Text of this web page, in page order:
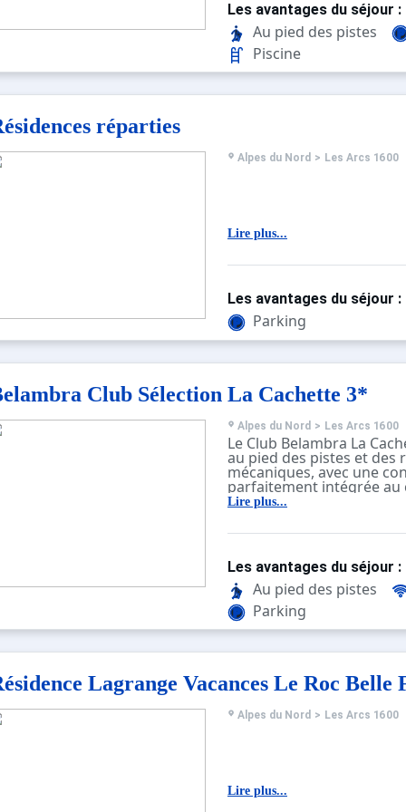
résidence. Les
mètres.
La résidence se compose
appartements avec
agréables et
Les avantages du séjour :
Au pied des pistes
Piscine
réparties
Alpes du Nord > Les Arcs 1600
Lire plus...
Les avantages du séjour :
Parking
Club Sélection La Cachette 3*
Alpes du Nord > Les Arcs 1600
Le Club Belambra La
au pied des pistes et des
mécaniques, avec une
parfaitement intégrée au
architectural des Arcs.
fonctionnelles, un
d'Hôtes", un Piano Bar
salle de Fitness avec
esthétiques, des
des clubs enfants (3 mois
navette circulent de 7h à
différentes stations des
Important : Pour les bébés
- inclure le bébé dans le
participants de
A noter :
Lire plus...
Les avantages du séjour :
Au pied des pistes
Parking
Lagrange Vacances Le Roc Belle
Alpes du Nord > Les Arcs 1600
Lire plus...